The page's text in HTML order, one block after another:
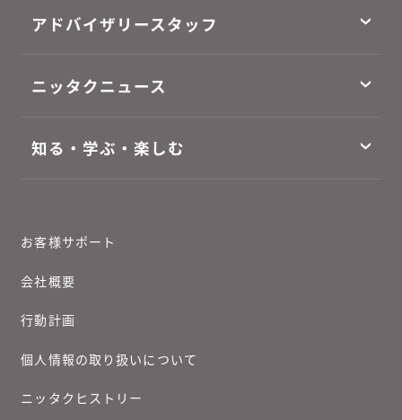
アドバイザリースタッフ
ニッタクニュース
知る・学ぶ・楽しむ
お客様サポート
会社概要
行動計画
個人情報の取り扱いについて
ニッタクヒストリー